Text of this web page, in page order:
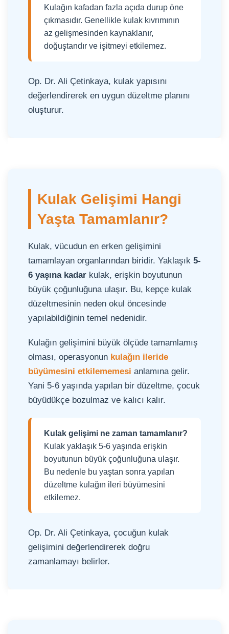
Kulağın kafadan fazla açıda durup öne
çıkmasıdır. Genellikle kulak kıvrımının
az gelişmesinden kaynaklanır,
doğuştandır ve işitmeyi etkilemez.
Op. Dr. Ali Çetinkaya, kulak yapısını
değerlendirerek en uygun düzeltme planını
oluşturur.
Kulak Gelişimi Hangi
Yaşta Tamamlanır?
Kulak, vücudun en erken gelişimini
tamamlayan organlarından biridir. Yaklaşık 5-
6 yaşına kadar kulak, erişkin boyutunun
büyük çoğunluğuna ulaşır. Bu, kepçe kulak
düzeltmesinin neden okul öncesinde
yapılabildiğinin temel nedenidir.
Kulağın gelişimini büyük ölçüde tamamlamış
olması, operasyonun kulağın ileride
büyümesini etkilememesi anlamına gelir.
Yani 5-6 yaşında yapılan bir düzeltme, çocuk
büyüdükçe bozulmaz ve kalıcı kalır.
Kulak gelişimi ne zaman tamamlanır?
Kulak yaklaşık 5-6 yaşında erişkin
boyutunun büyük çoğunluğuna ulaşır.
Bu nedenle bu yaştan sonra yapılan
düzeltme kulağın ileri büyümesini
etkilemez.
Op. Dr. Ali Çetinkaya, çocuğun kulak
gelişimini değerlendirerek doğru
zamanlamayı belirler.